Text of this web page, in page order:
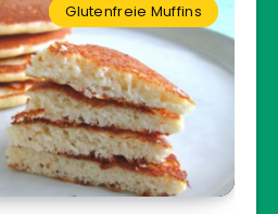
Glutenfreie Muffins